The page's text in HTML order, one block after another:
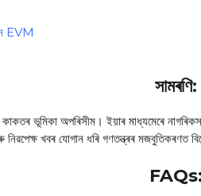
EVM
সামৰণি:
কাকতৰ ভূমিকা অপৰিসীম। ইয়াৰ মাধ্যমেৰে
খবৰ যোগান ধৰি গণতন্ত্ৰৰ মজবুতিকৰণত
FAQs: